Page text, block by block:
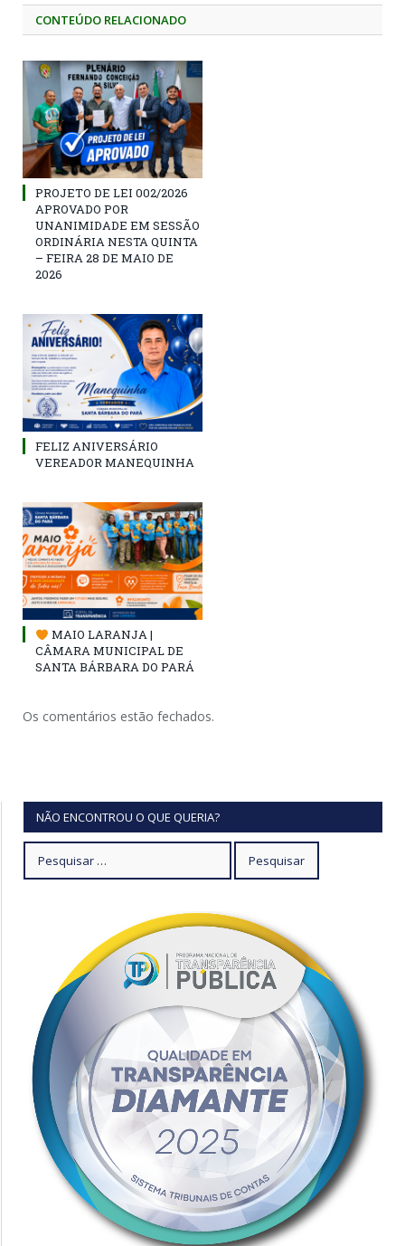
CONTEÚDO RELACIONADO
PROJETO DE LEI 002/2026
APROVADO POR
UNANIMIDADE EM SESSÃO
ORDINÁRIA NESTA QUINTA
– FEIRA 28 DE MAIO DE
2026
FELIZ ANIVERSÁRIO
VEREADOR MANEQUINHA
MAIO LARANJA |
CÂMARA MUNICIPAL DE
SANTA BÁRBARA DO PARÁ
Os comentários estão fechados.
NÃO ENCONTROU O QUE QUERIA?